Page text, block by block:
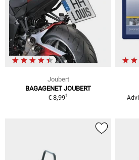
Joubert
BAGAGENET JOUBERT
€ 8,991